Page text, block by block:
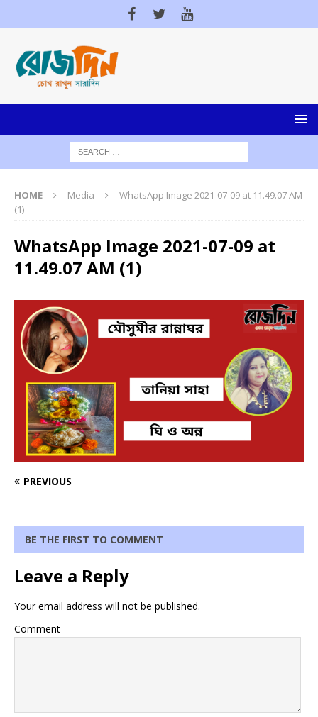
HOME Media
WhatsApp Image 2021-07-09 at 11.49.07 AM
(1)
WhatsApp Image 2021-07-09 at
11.49.07 AM (1)
PREVIOUS
BE THE FIRST TO COMMENT
Leave a Reply
Your email address will not be published.
Comment